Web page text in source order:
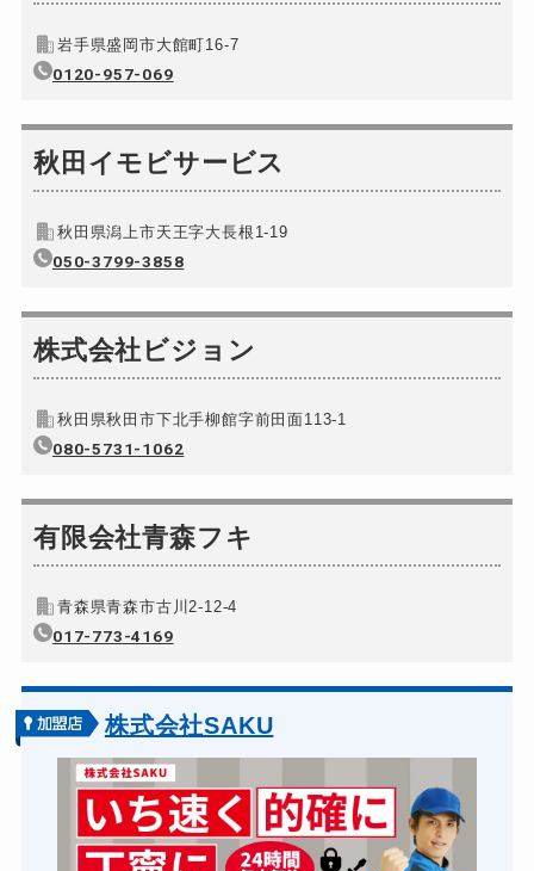
ドアノブカギ作成
ドアノブカギ交換
岩手県盛岡市大館町16-7
0120-957-069
秋田イモビサービス
秋田県潟上市天王字大長根1-19
050-3799-3858
株式会社ビジョン
秋田県秋田市下北手柳館字前田面113-1
080-5731-1062
有限会社青森フキ
青森県青森市古川2-12-4
017-773-4169
株式会社SAKU